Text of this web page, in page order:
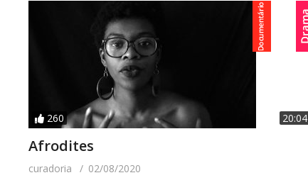
260 20:04
Afrodites
curadoria 02/08/2020